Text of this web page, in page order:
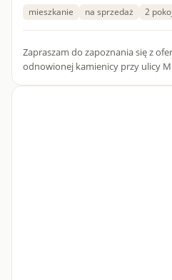
mieszkanie na sprzedaż 2
Zapraszam do zapoznania się z
odnowionej kamienicy przy ulicy